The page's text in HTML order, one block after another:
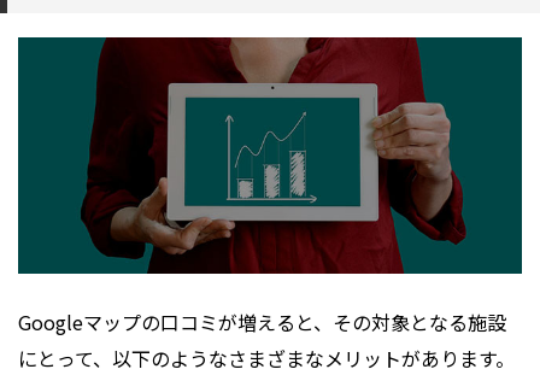
Googleマップの口コミが増えると、その対象となる施設
にとって、以下のようなさまざまなメリットがあります。